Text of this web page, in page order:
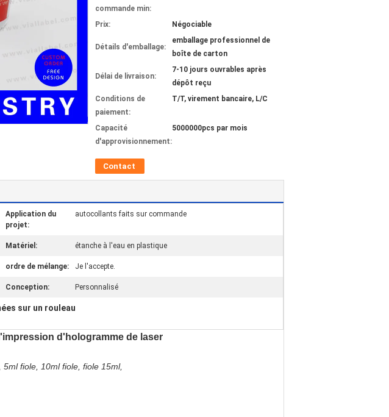
commande min:
Prix: Négociable
Détails d'emballage:
emballage professionnel de
boîte de carton
Délai de livraison:
7-10 jours ouvrables après
dépôt reçu
Conditions de
paiement:
T/T, virement bancaire, L/C
Capacité
d'approvisionnement:
5000000pcs par mois
Contact
Application du
projet:
autocollants faits sur commande
Matériel: étanche à l'eau en plastique
ordre de mélange: Je l'accepte.
Conception: Personnalisé
sur un rouleau
d'hologramme de laser
fiole, 10ml fiole, fiole 15ml,